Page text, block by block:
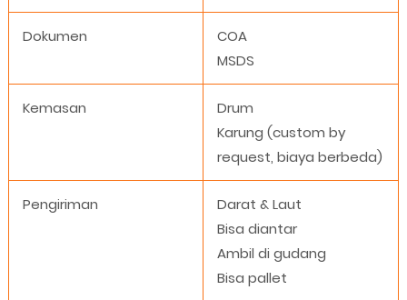
Dokumen
COA
MSDS
Kemasan
Drum
Karung (custom by
request, biaya berbeda)
Pengiriman
Darat & Laut
Bisa diantar
Ambil di gudang
Bisa pallet